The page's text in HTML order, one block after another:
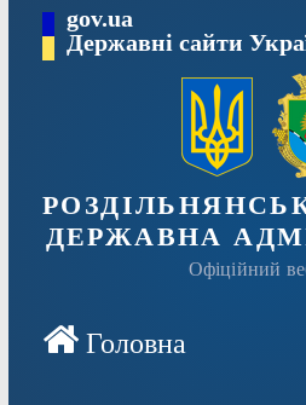
Перейтиgov.ua
Державні сайти
ДЕРЖАВНА
Офіційний